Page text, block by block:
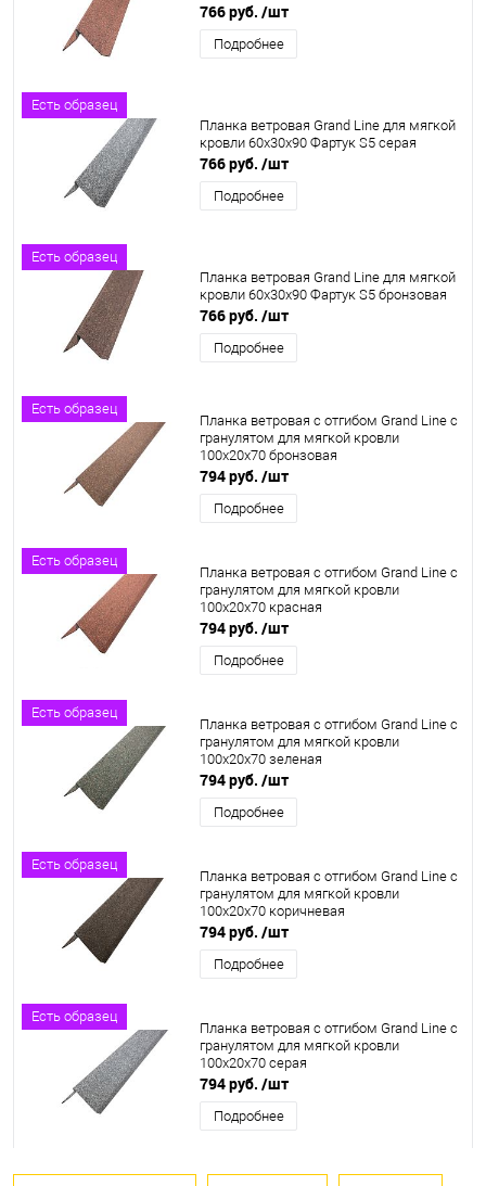
766 руб. /шт
Подробнее
Есть образец
Планка ветровая Grand Line для мягкой
кровли 60x30x90 Фартук S5 серая
766 руб. /шт
Подробнее
Есть образец
Планка ветровая Grand Line для мягкой
кровли 60x30x90 Фартук S5 бронзовая
766 руб. /шт
Подробнее
Есть образец
Планка ветровая с отгибом Grand Line c
гранулятом для мягкой кровли
100x20x70 бронзовая
794 руб. /шт
Подробнее
Есть образец
Планка ветровая с отгибом Grand Line c
гранулятом для мягкой кровли
100x20x70 красная
794 руб. /шт
Подробнее
Есть образец
Планка ветровая с отгибом Grand Line c
гранулятом для мягкой кровли
100x20x70 зеленая
794 руб. /шт
Подробнее
Есть образец
Планка ветровая с отгибом Grand Line c
гранулятом для мягкой кровли
100x20x70 коричневая
794 руб. /шт
Подробнее
Есть образец
Планка ветровая с отгибом Grand Line c
гранулятом для мягкой кровли
100x20x70 серая
794 руб. /шт
Подробнее